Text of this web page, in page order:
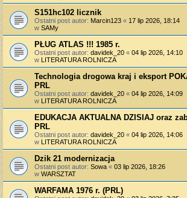
S151hc102 licznik
Ostatni post autor: Marcin123 « 17 lip 2026, 18:14
w SAMy
PŁUG ATLAS !!! 1985 r.
Ostatni post autor: davidek_20 « 04 lip 2026, 14:10
w LITERATURA ROLNICZA
Technologia drogowa kraj i eksport
PRL
Ostatni post autor: davidek_20 « 04 lip 2026, 14:09
w LITERATURA ROLNICZA
EDUKACJA AKTUALNA DZISIAJ oraz
PRL
Ostatni post autor: davidek_20 « 04 lip 2026, 14:06
w LITERATURA ROLNICZA
Dzik 21 modernizacja
Ostatni post autor: Sowa « 03 lip 2026, 18:26
w WARSZTAT
WARFAMA 1976 r. (PRL)